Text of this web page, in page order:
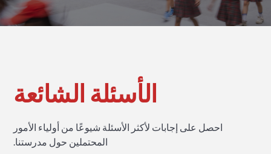
الأسئلة الشائعة
احصل على إجابات لأكثر الأسئلة شيوعًا من أولياء الأمور
المحتملين حول مدرستنا.